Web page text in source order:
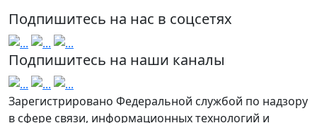
Подпишитесь на нас в соцсетях
Подпишитесь на наши каналы
Зарегистрировано Федеральной службой по надзору
в сфере связи, информационных технологий и